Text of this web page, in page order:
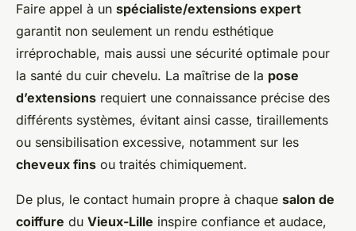
Faire appel à un spécialiste/extensions expert
garantit non seulement un rendu esthétique
irréprochable, mais aussi une sécurité optimale pour
la santé du cuir chevelu. La maîtrise de la pose
d’extensions requiert une connaissance précise des
différents systèmes, évitant ainsi casse, tiraillements
ou sensibilisation excessive, notamment sur les
cheveux fins ou traités chimiquement.
De plus, le contact humain propre à chaque salon de
coiffure du Vieux-Lille inspire confiance et audace,